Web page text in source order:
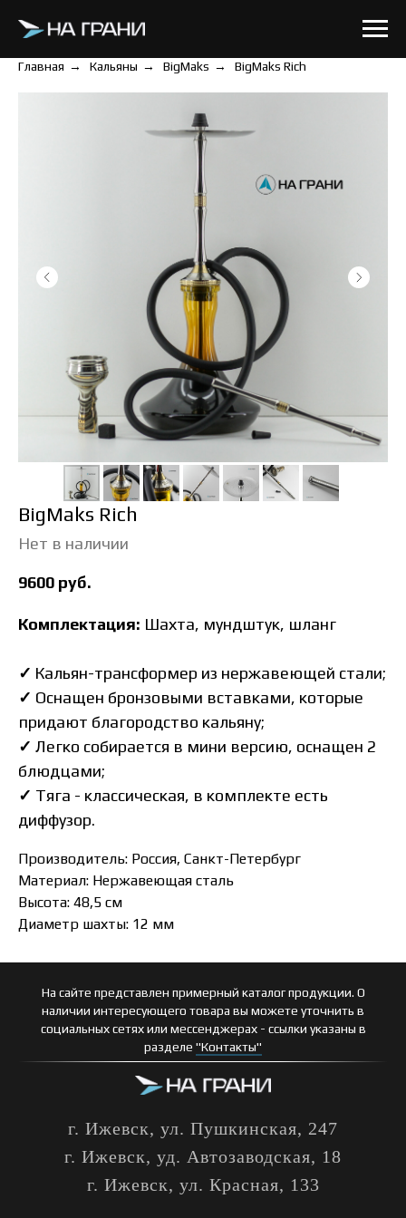
Главная → Кальяны → BigMaks → BigMaks Rich
BigMaks Rich
Нет в наличии
9600 руб.
Комплектация: Шахта, мундштук, шланг
✓ Кальян-трансформер из нержавеющей стали;
✓ Оснащен бронзовыми вставками, которые
придают благородство кальяну;
✓ Легко собирается в мини версию, оснащен 2
блюдцами;
✓ Тяга - классическая, в комплекте есть
диффузор.
Производитель: Россия, Санкт-Петербург
Материал: Нержавеющая сталь
Высота: 48,5 см
Диаметр шахты: 12 мм
На сайте представлен примерный каталог продукции. О
наличии интересующего товара вы можете уточнить в
социальных сетях или мессенджерах - ссылки указаны в
разделе "Контакты"
г. Ижевск, ул. Пушкинская, 247
г. Ижевск, уд. Автозаводская, 18
г. Ижевск, ул. Красная, 133